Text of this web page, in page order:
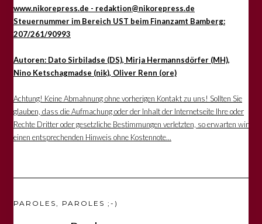
www.nikorepress.de - redaktion@nikorepress.de
Steuernummer im Bereich UST beim Finanzamt Bamberg:
207/261/90993
Autoren: Dato Sirbiladse (DS), Mirja Hermannsdörfer (MH),
Nino Ketschagmadse (nik), Oliver Renn (ore)
Achtung! Keine Abmahnung ohne vorherigen Kontakt zu uns! Sollten Sie
glauben, dass die Aufmachung oder der Inhalt der Internetseite Ihre oder
Rechte Dritter oder gesetzliche Bestimmungen verletzten, so erwarten wir
einen entsprechenden Hinweis ohne Kostennote...
PAROLES, PAROLES ;-)